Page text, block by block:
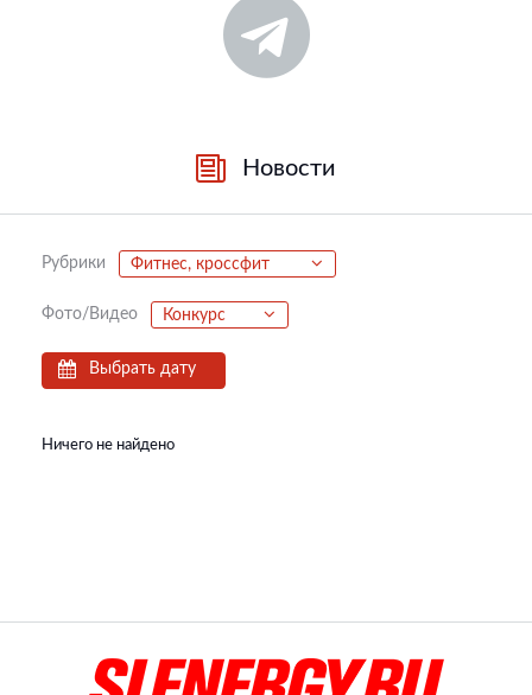
Новости
Рубрики Фитнес, кроссфит
Фото/Видео Конкурс
Выбрать дату
Ничего не найдено